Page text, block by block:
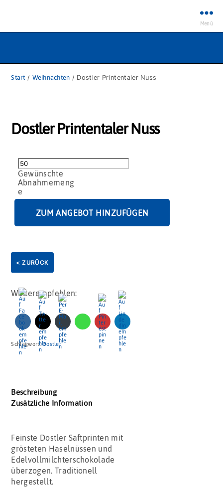
Menü
Start / Weihnachten / Dostler Printentaler Nuss
Dostler Printentaler Nuss
Dostler
Printentaler
Nuss
Menge
ZUM ANGEBOT HINZUFÜGEN
< ZURÜCK
Weiterempfehlen:
Schlagwort:Dostler
Beschreibung
Zusätzliche Information
Feinste Dostler Saftprinten mit
grösteten Haselnüssen und
Edelvollmilchterschokolade
überzogen. Traditionell
hergestellt.